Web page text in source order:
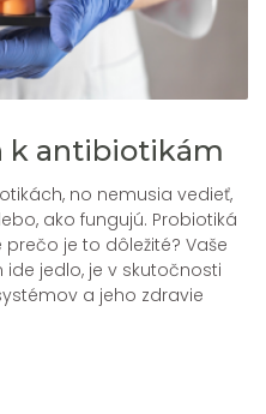
k antibiotikám
no nemusia vedieť,
ako fungujú. Probiotiká
je to dôležité? Vaše
jedlo, je v skutočnosti
a jeho zdravie